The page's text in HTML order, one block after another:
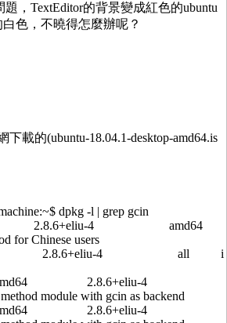
題，TextEditor的背景變成紅色的ubuntu
色，不曉得怎麼辦呢？
下載的(ubuntu-18.04.1-desktop-amd64.is
dpkg -l | grep gcin
4 amd64
for Chinese users
2.8.6+eliu-4 all i
2.8.6+eliu-4
module with gcin as backend
2.8.6+eliu-4